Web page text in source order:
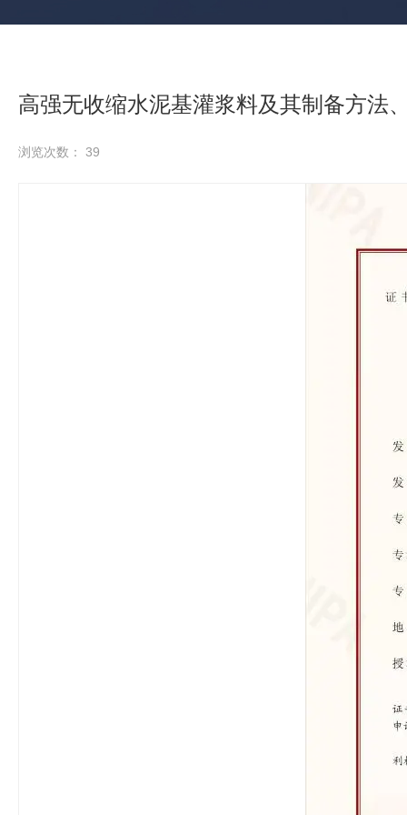
高强无收缩水泥基灌浆料及其制备方法
浏览次数： 39